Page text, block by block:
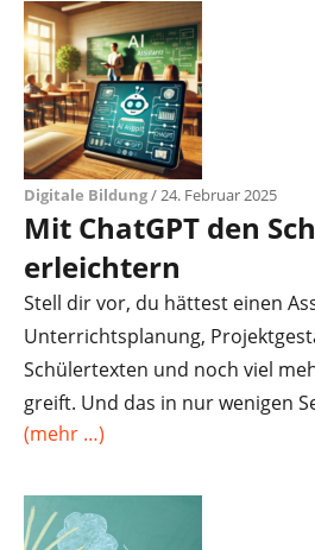
Digitale Bildung/ 24. Februar 2025
Mit ChatGPT den
erleichtern
Stell dir vor, du hättest einen
Unterrichtsplanung,
Schülertexten und noch viel
greift. Und das in nur wenigen
(mehr …)